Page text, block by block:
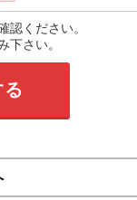
認ください。
下さい。